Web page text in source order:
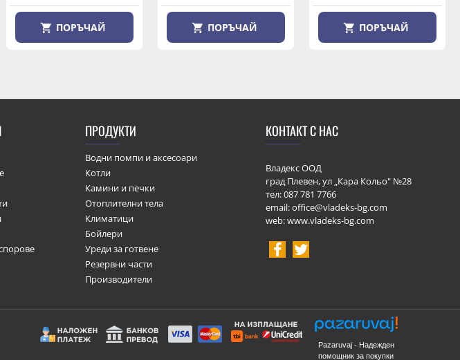
ПОРЪЧАЙ ПОРЪЧАЙ
ПОРЪЧАЙ ПОРЪЧАЙ ПОРЪЧАЙ
ПРОДУКТИ
Водни помпи и аксесоари
Котли
Камини и печки
Отоплителни тела
Климатици
Бойлери
Уреди за готвене
Резервни части
Производители
КОНТАКТ С НАС
Владекс ООД
град Плевен, ул „Кара Кольо" №28
тел:087 781 7766
email: office@vladeks-bg.com
web: www.vladeks-bg.com
Pazaruvaj - Надежден
помощник за покупки